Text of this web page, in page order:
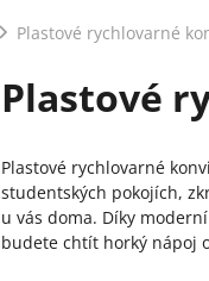
Plastové rychlovarné
Plastové
Plastové rychlovarné
studentských pokojích,
u vás doma. Díky
budete chtít horký nápoj